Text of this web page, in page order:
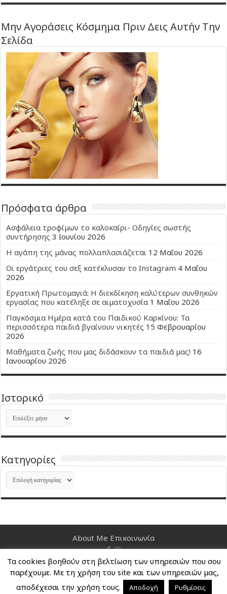
Μην Αγοράσεις Κόσμημα Πριν Δεις Αυτήν Την
Σελίδα
Πρόσφατα άρθρα
Ασφάλεια τροφίμων το καλοκαίρι- Οδηγίες σωστής
συντήρησης 3 Ιουνίου 2026
Η αγάπη της μάνας πολλαπλασιάζεται 12 Μαΐου 2026
Οι εργάτριες του σεξ κατέκλυσαν το Instagram 4 Μαΐου
2026
Εργατική Πρωτομαγιά: Η διεκδίκηση καλύτερων συνθηκών
εργασίας που κατέληξε σε αιματοχυσία 1 Μαΐου 2026
Παγκόσμια Ημέρα κατά του Παιδικού Καρκίνου: Τα
περισσότερα παιδιά βγαίνουν νικητές 15 Φεβρουαρίου
2026
Μαθήματα ζωής που μας διδάσκουν τα παιδιά μας! 16
Ιανουαρίου 2026
Ιστορικό
Ιστορικό
Kατηγορίες
Kατηγορίες
About Me Επικοινωνία
Nancy's Blog © Copyright 2026, All Rights Reserved
Τα cookies βοηθούν στη βελτίωση των υπηρεσιών που σου
παρέχουμε. Με τη χρήση του site και των υπηρεσιών μας,
αποδέχεσαι την χρήση τους.
Αποδοχή Ρυθμίσεις